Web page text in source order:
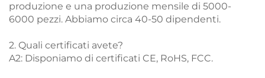
produzione e una produzione mensile di 5000-
6000 pezzi. Abbiamo circa 40-50 dipendenti.
2. Quali certificati avete?
A2: Disponiamo di certificati CE, RoHS, FCC.